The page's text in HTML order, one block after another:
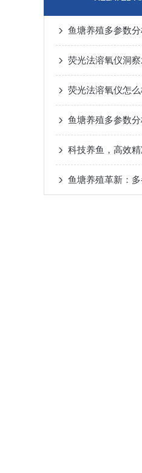
荧光法溶氧仪怎么
鱼塘养殖多参数